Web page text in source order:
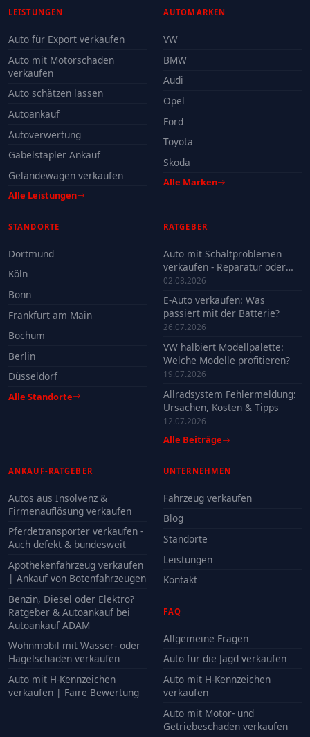
LEISTUNGEN
Auto für Export verkaufen
Auto mit Motorschaden
verkaufen
Auto schätzen lassen
Autoankauf
Autoverwertung
Gabelstapler Ankauf
Geländewagen verkaufen
Alle Leistungen
AUTOMARKEN
VW
BMW
Audi
Opel
Ford
Toyota
Skoda
Alle Marken
STANDORTE
Dortmund
Köln
Bonn
Frankfurt am Main
Bochum
Berlin
Düsseldorf
Alle Standorte
RATGEBER
Auto mit Schaltproblemen
verkaufen - Reparatur oder
Verkauf?
02.08.2026
E-Auto verkaufen: Was
passiert mit der Batterie?
26.07.2026
VW halbiert Modellpalette:
Welche Modelle profitieren?
19.07.2026
Allradsystem Fehlermeldung:
Ursachen, Kosten & Tipps
12.07.2026
Alle Beiträge
ANKAUF-RATGEBER
Autos aus Insolvenz &
Firmenauflösung verkaufen
Pferdetransporter verkaufen -
Auch defekt & bundesweit
Apothekenfahrzeug verkaufen
| Ankauf von Botenfahrzeugen
Benzin, Diesel oder Elektro?
Ratgeber & Autoankauf bei
Autoankauf ADAM
Wohnmobil mit Wasser- oder
Hagelschaden verkaufen
Auto mit H-Kennzeichen
verkaufen | Faire Bewertung
UNTERNEHMEN
Fahrzeug verkaufen
Blog
Standorte
Leistungen
Kontakt
FAQ
Allgemeine Fragen
Auto für die Jagd verkaufen
Auto mit H-Kennzeichen
verkaufen
Auto mit Motor- und
Getriebeschaden verkaufen